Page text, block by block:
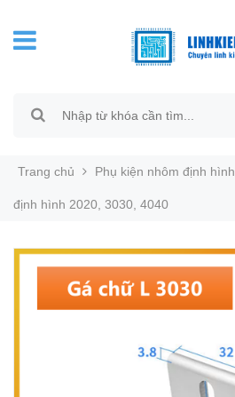
Trang chủ Phụ kiện nhôm định hình
định hình 2020, 3030, 4040